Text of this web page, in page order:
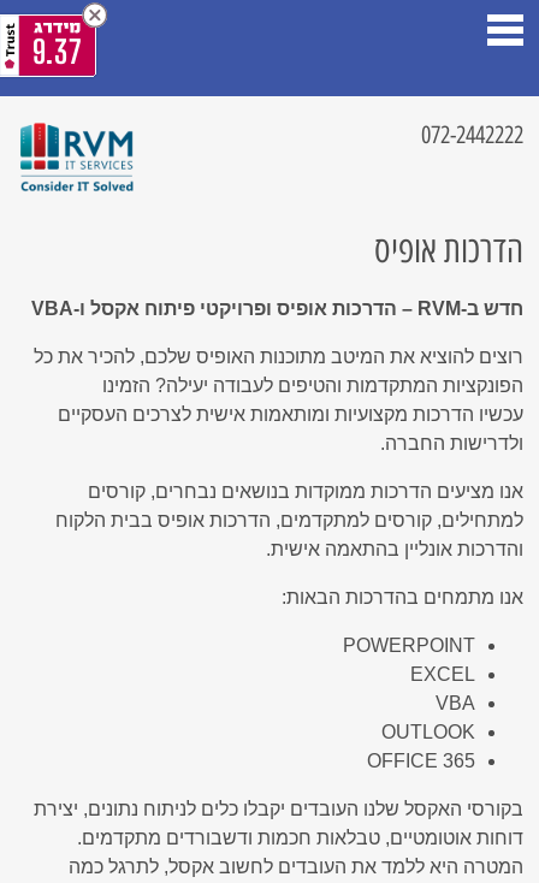
072-2442222
הדרכות אופיס
חדש ב-RVM – הדרכות אופיס ופרויקטי פיתוח אקסל ו-VBA
רוצים להוציא את המיטב מתוכנות האופיס שלכם, להכיר את כל
הפונקציות המתקדמות והטיפים לעבודה יעילה? הזמינו
עכשיו הדרכות מקצועיות ומותאמות אישית לצרכים העסקיים
ולדרישות החברה.
אנו מציעים הדרכות ממוקדות בנושאים נבחרים, קורסים
למתחילים, קורסים למתקדמים, הדרכות אופיס בבית הלקוח
והדרכות אונליין בהתאמה אישית.
אנו מתמחים בהדרכות הבאות:
POWERPOINT
EXCEL
VBA
OUTLOOK
OFFICE 365
בקורסי האקסל שלנו העובדים יקבלו כלים לניתוח נתונים, יצירת
דוחות אוטומטיים, טבלאות חכמות ודשבורדים מתקדמים.
המטרה היא ללמד את העובדים לחשוב אקסל, לתרגל כמה
9.37